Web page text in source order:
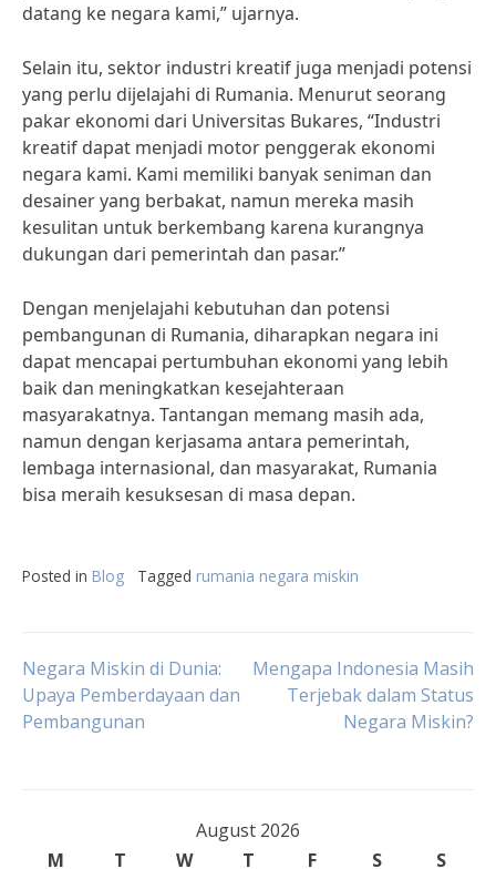
datang ke negara kami,” ujarnya.
Selain itu, sektor industri kreatif juga menjadi potensi
yang perlu dijelajahi di Rumania. Menurut seorang
pakar ekonomi dari Universitas Bukares, “Industri
kreatif dapat menjadi motor penggerak ekonomi
negara kami. Kami memiliki banyak seniman dan
desainer yang berbakat, namun mereka masih
kesulitan untuk berkembang karena kurangnya
dukungan dari pemerintah dan pasar.”
Dengan menjelajahi kebutuhan dan potensi
pembangunan di Rumania, diharapkan negara ini
dapat mencapai pertumbuhan ekonomi yang lebih
baik dan meningkatkan kesejahteraan
masyarakatnya. Tantangan memang masih ada,
namun dengan kerjasama antara pemerintah,
lembaga internasional, dan masyarakat, Rumania
bisa meraih kesuksesan di masa depan.
Posted in Blog Tagged rumania negara miskin
Post
navigation
Negara Miskin di Dunia:
Upaya Pemberdayaan dan
Pembangunan
Mengapa Indonesia Masih
Terjebak dalam Status
Negara Miskin?
August 2026
M
T W T F S
S